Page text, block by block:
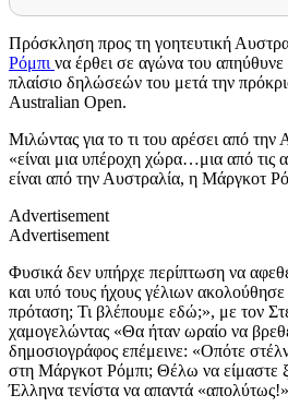
Πρόσκληση προς τη γοητευτική
Ρόμπι να έρθει σε αγώνα του απηύθυνε
πλαίσιο δηλώσεών του μετά την
Australian Open.
Μιλώντας για το τι του αρέσει από
«είναι μια υπέροχη χώρα…μια από τις
είναι από την Αυστραλία, η Μάργκοτ
Advertisement
Advertisement
Φυσικά δεν υπήρχε περίπτωση να
και υπό τους ήχους γέλιων
πρόταση; Τι βλέπουμε εδώ;», με τον
χαμογελώντας «Θα ήταν ωραίο να
δημοσιογράφος επέμεινε: «Οπότε
στη Μάργκοτ Ρόμπι; Θέλω να είμαστε
Έλληνα τενίστα να απαντά